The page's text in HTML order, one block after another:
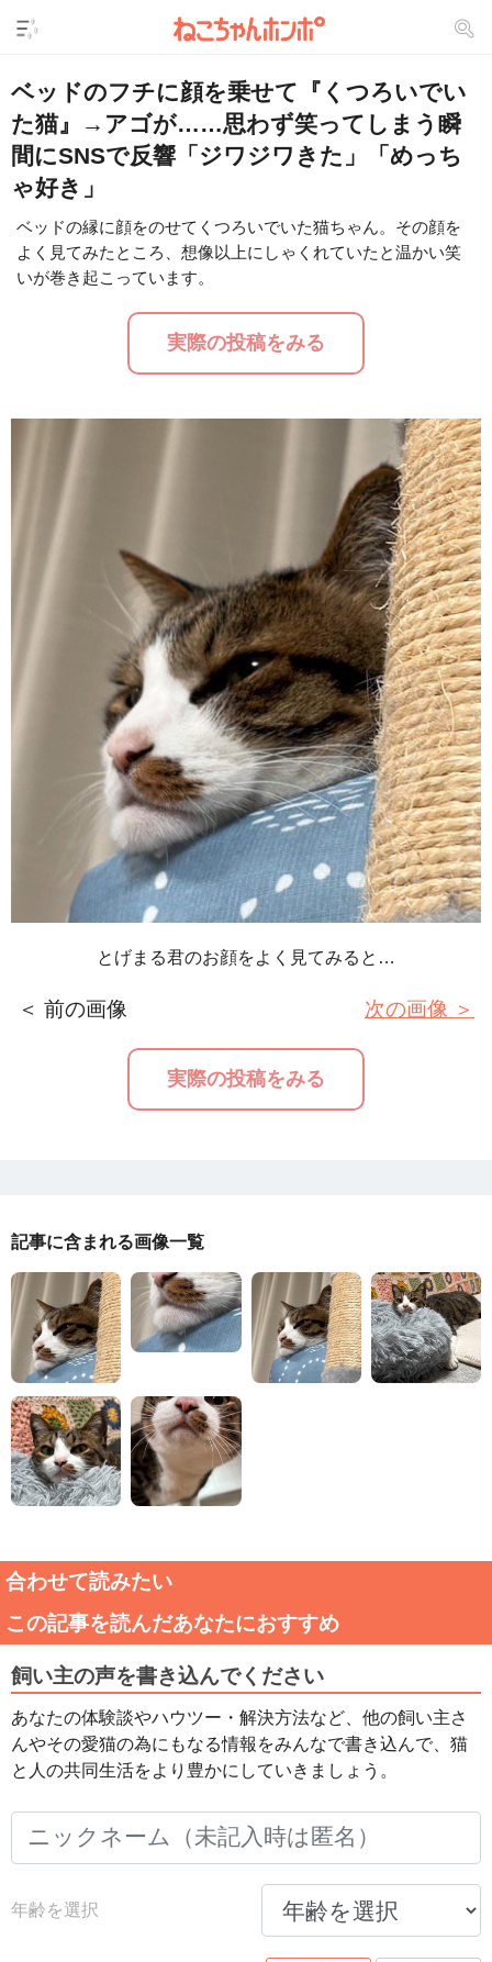
ベッドのフチに顔を乗せて『くつろいでい
た猫』→アゴが……思わず笑ってしまう瞬
間にSNSで反響「ジワジワきた」「めっち
ゃ好き」
U
n
/
L
o
a
ベッドの縁に顔をのせてくつろいでいた猫ちゃん。その顔を
よく見てみたところ、想像以上にしゃくれていたと温かい笑
いが巻き起こっています。
実際の投稿をみる
とげまる君のお顔をよく見てみると…
＜ 前の画像
実際の投稿をみる
次の画像 ＞
記事に含まれる画像一覧
合わせて読みたい
この記事を読んだあなたにおすすめ
飼い主の声を書き込んでください
あなたの体験談やハウツー・解決方法など、他の飼い主さ
んやその愛猫の為にもなる情報をみんなで書き込んで、猫
と人の共同生活をより豊かにしていきましょう。
年齢を選択